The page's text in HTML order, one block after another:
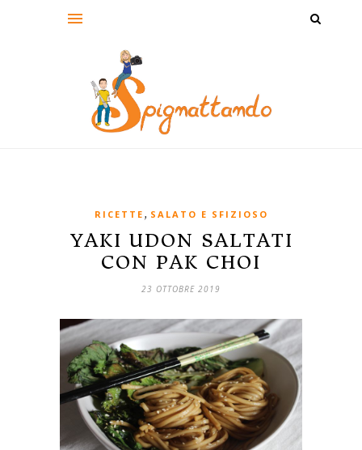
RICETTE , SALATO E SFIZIOSO
YAKI UDON SALTATI
CON PAK CHOI
23 OTTOBRE 2019